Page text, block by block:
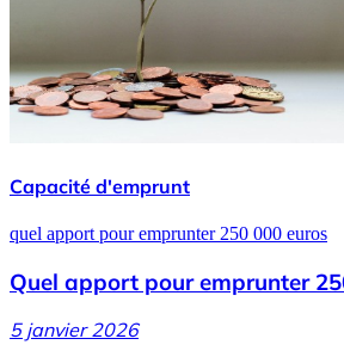
Capacité d'emprunt
quel apport pour emprunter 250 000 euros
Quel apport pour emprunter
5 janvier 2026